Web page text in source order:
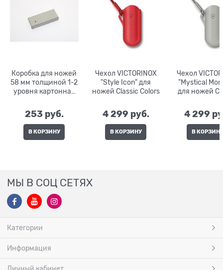
Коробка для ножей
58 мм толщиной 1-2
уровня картонная
253 руб.
В КОРЗИНУ
Чехол VICTORINOX
"Style Icon" для
ножей Classic Colors
4 299 руб.
В КОРЗИНУ
Чехол
"Mystical
для ножей
4 299
В КОРЗИНУ
МЫ В СОЦ СЕТЯХ
Категории
Информация
Личный кабинет